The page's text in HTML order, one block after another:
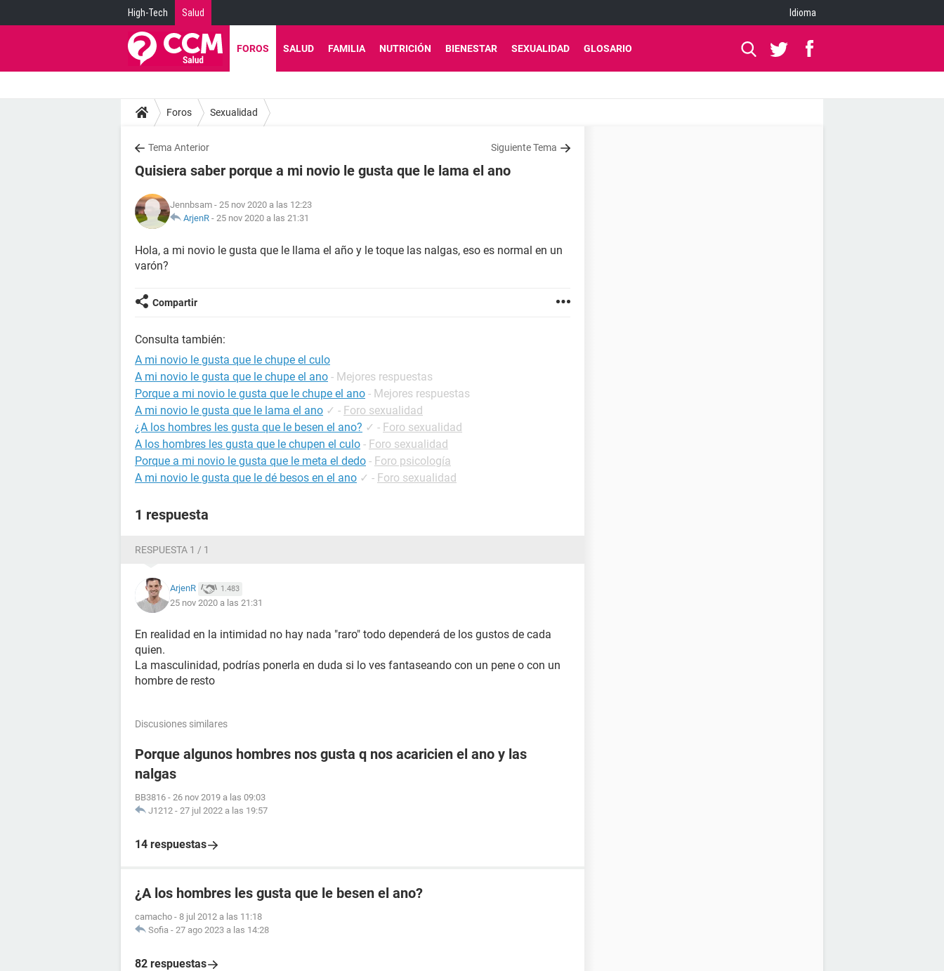
High-Tech Salud Idioma
FOROS SALUD FAMILIA NUTRICIÓN BIENESTAR SEXUALIDAD GLOSARIO
Foros Sexualidad
Tema Anterior Siguiente Tema
Quisiera saber porque a mi novio le gusta que le lama el ano
Jennbsam - 25 nov 2020 a las 12:23
ArjenR - 25 nov 2020 a las 21:31
Hola, a mi novio le gusta que le llama el año y le toque las nalgas, eso es normal en un
varón?
Compartir
Consulta también:
A mi novio le gusta que le chupe el culo
A mi novio le gusta que le chupe el ano - Mejores respuestas
Porque a mi novio le gusta que le chupe el ano - Mejores respuestas
A mi novio le gusta que le lama el ano ✓ - Foro sexualidad
¿A los hombres les gusta que le besen el ano? ✓ - Foro sexualidad
A los hombres les gusta que le chupen el culo - Foro sexualidad
Porque a mi novio le gusta que le meta el dedo - Foro psicología
A mi novio le gusta que le dé besos en el ano ✓ - Foro sexualidad
1 respuesta
RESPUESTA 1 / 1
ArjenR 1.483
25 nov 2020 a las 21:31
En realidad en la intimidad no hay nada "raro" todo dependerá de los gustos de cada
quien.
La masculinidad, podrías ponerla en duda si lo ves fantaseando con un pene o con un
hombre de resto
Discusiones similares
Porque algunos hombres nos gusta q nos acaricien el ano y las
nalgas
BB3816 - 26 nov 2019 a las 09:03
J1212 - 27 jul 2022 a las 19:57
14 respuestas
¿A los hombres les gusta que le besen el ano?
camacho - 8 jul 2012 a las 11:18
Sofia - 27 ago 2023 a las 14:28
82 respuestas